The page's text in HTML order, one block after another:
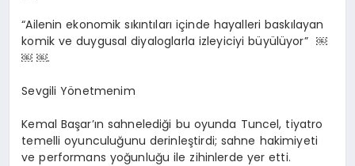
“Ailenin ekonomik sıkıntıları içinde hayalleri baskılayan
komik ve duygusal diyaloglarla izleyiciyi büyülüyor” ￼
￼ ￼.
Sevgili Yönetmenim
Kemal Başar’ın sahnelediği bu oyunda Tuncel, tiyatro
temelli oyunculuğunu derinleştirdi; sahne hakimiyeti
ve performans yoğunluğu ile zihinlerde yer etti.